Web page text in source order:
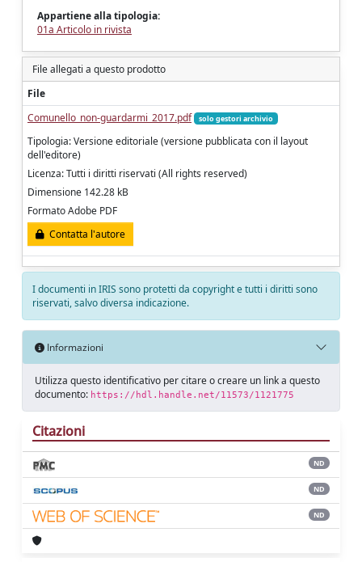
Appartiene alla tipologia:
01a Articolo in rivista
File allegati a questo prodotto
File
Comunello_non-guardarmi_2017.pdf
solo gestori archivio
Tipologia: Versione editoriale (versione pubblicata con il layout
dell'editore)
Licenza: Tutti i diritti riservati (All rights reserved)
Dimensione 142.28 kB
Formato Adobe PDF
Contatta l'autore
I documenti in IRIS sono protetti da copyright e tutti i diritti sono
riservati, salvo diversa indicazione.
Informazioni
Utilizza questo identificativo per citare o creare un link a questo
documento: https://hdl.handle.net/11573/1121775
Citazioni
ND
ND
ND